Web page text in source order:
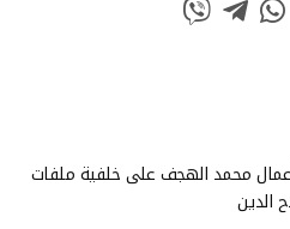
محمد الهجف على خلفية ملفات
الدين